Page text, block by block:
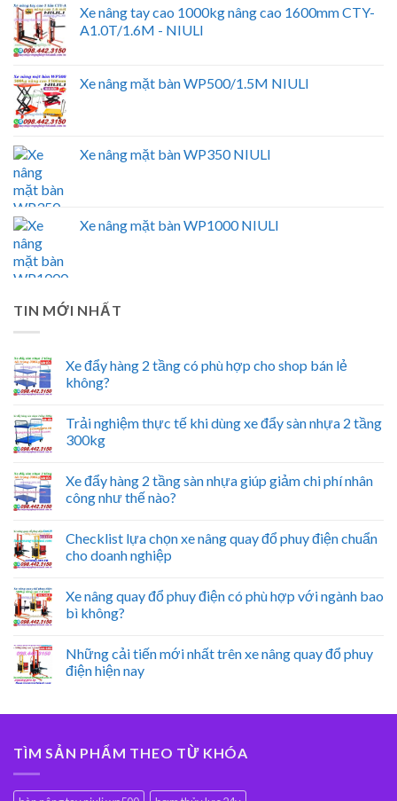
Xe nâng tay cao 1000kg nâng cao 1600mm CTY-
A1.0T/1.6M - NIULI
Xe nâng mặt bàn WP500/1.5M NIULI
Xe nâng mặt bàn WP350 NIULI
Xe nâng mặt bàn WP1000 NIULI
TIN MỚI NHẤT
Xe đẩy hàng 2 tầng có phù hợp cho shop bán lẻ
không?
Trải nghiệm thực tế khi dùng xe đẩy sàn nhựa 2 tầng
300kg
Xe đẩy hàng 2 tầng sàn nhựa giúp giảm chi phí nhân
công như thế nào?
Checklist lựa chọn xe nâng quay đổ phuy điện chuẩn
cho doanh nghiệp
Xe nâng quay đổ phuy điện có phù hợp với ngành bao
bì không?
Những cải tiến mới nhất trên xe nâng quay đổ phuy
điện hiện nay
TÌM SẢN PHẨM THEO TỪ KHÓA